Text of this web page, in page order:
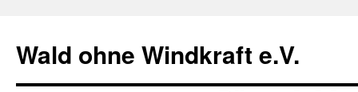
springen
Wald ohne Windkraft e.V.